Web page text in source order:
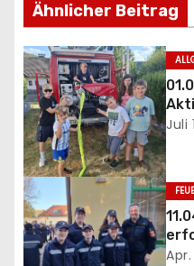
a
v
i
g
a
t
i
Ähnlicher Beitrag
Juli
Apr.